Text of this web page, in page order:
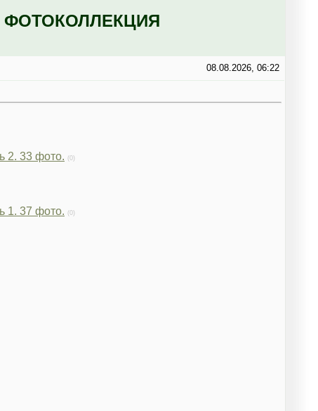
08.08.2026, 06:22
2. 33 фото. (0)
1. 37 фото. (0)